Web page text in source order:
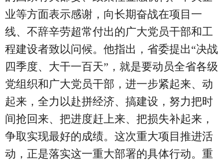
业等方面表示感谢，向长期奋战在项目一
线、不辞辛劳超常付出的广大党员干部和工
程建设者致以问候。他指出，省委提出“决战
四季度、大干一百天”，就是要动员全省各级
党组织和广大党员干部，进一步紧起来、动
起来，全力以赴拼经济、搞建设，努力把时
间抢回来、把进度赶上来、把损失补起来，
争取实现最好的成绩。这次重大项目推进活
动，正是落实这一重大部署的具体行动。重